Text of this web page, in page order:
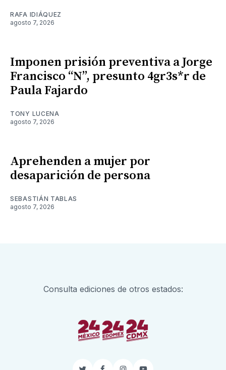
RAFA IDIÁQUEZ
agosto 7, 2026
Imponen prisión preventiva a Jorge
Francisco “N”, presunto 4gr3s*r de
Paula Fajardo
TONY LUCENA
agosto 7, 2026
Aprehenden a mujer por
desaparición de persona
SEBASTIÁN TABLAS
agosto 7, 2026
Consulta ediciones de otros estados: